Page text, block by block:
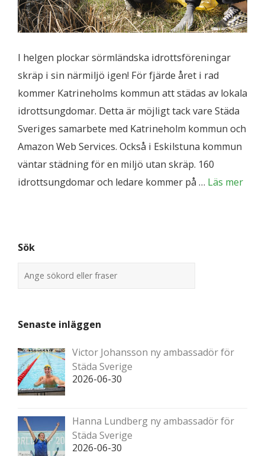
I helgen plockar sörmländska idrottsföreningar
skräp i sin närmiljö igen! För fjärde året i rad
kommer Katrineholms kommun att städas av lokala
idrottsungdomar. Detta är möjligt tack vare Städa
Sveriges samarbete med Katrineholm kommun och
Amazon Web Services. Också i Eskilstuna kommun
väntar städning för en miljö utan skräp. 160
idrottsungdomar och ledare kommer på … Läs mer
Sök
Senaste inläggen
Victor Johansson ny ambassadör för
Städa Sverige
2026-06-30
Hanna Lundberg ny ambassadör för
Städa Sverige
2026-06-30